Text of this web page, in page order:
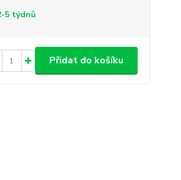
5 týdnů
Přidat do košíku